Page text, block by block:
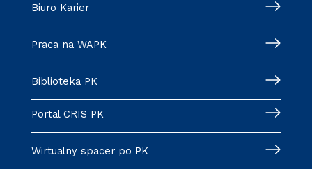
Biuro Karier
Praca na WAPK
Biblioteka PK
Portal CRIS PK
Wirtualny spacer po PK